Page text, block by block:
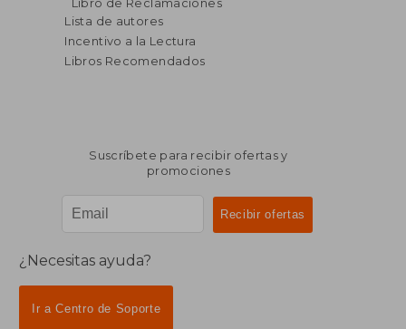
Libro de Reclamaciones
Lista de autores
Incentivo a la Lectura
Libros Recomendados
Suscríbete para recibir ofertas y
promociones
¿Necesitas ayuda?
Ir a Centro de Soporte